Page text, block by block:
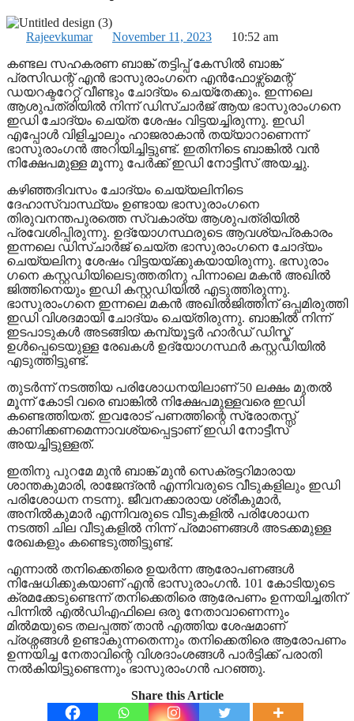
Rajeevkumar November 11, 2023
10:52 am
കണ്ടല സഹകരണ ബാങ്ക് തട്ടിപ്പ് കേസിൽ ബാങ്ക്
പ്രസിഡന്റ് എൻ ഭാസുരാം​ഗനെ എൻഫോഴ്സ്മെന്റ്
ഡയറക്ടറേറ്റ് വീണ്ടും ചോദ്യം ചെയ്തേക്കും. ഇന്നലെ
ആശുപത്രിയിൽ നിന്ന് ഡിസ്ചാർജ് ആയ ഭാസുരാം​ഗനെ
ഇഡി ചോദ്യം ചെയ്ത ശേഷം വിട്ടയച്ചിരുന്നു. ഇഡി
എപ്പോൾ വിളിച്ചാലും ഹാജരാകാൻ തയ്യാറാണെന്ന്
ഭാസുരാം​ഗൻ അറിയിച്ചിട്ടുണ്ട്. ഇതിനിടെ ബാങ്കിൽ വൻ
നിക്ഷേപമുള്ള മൂന്നു പേർക്ക് ഇഡി നോട്ടീസ് അയച്ചു.
കഴിഞ്ഞദിവസം ചോദ്യം ചെയ്യലിനിടെ
ദേഹാസ്വാസ്ഥ്യം ഉണ്ടായ ഭാസുരാം​ഗനെ
തിരുവനന്തപുരത്തെ സ്വകാര്യ ആശുപത്രിയിൽ
പ്രവേശിപ്പിരുന്നു. ഉദ്യോഗസ്ഥരുടെ ആവശ്യപ്രകാരം
ഇന്നലെ ഡിസ്ചാർജ് ചെയ്ത ഭാസുരാം​ഗനെ ചോദ്യം
ചെയ്യലിനു ശേഷം വിട്ടയയ്ക്കുകയായിരുന്നു. ഭസുരാം​
ഗനെ കസ്റ്റഡിയിലെടുത്തതിനു പിന്നാലെ മകൻ അഖിൽ
ജിത്തിനെയും ഇഡി കസ്റ്റഡിയിൽ എടുത്തിരുന്നു.
ഭാസുരാം​ഗനെ ഇന്നലെ മകൻ അഖിൽജിത്തിന് ഒപ്പമിരുത്തി
ഇഡി വിശദമായി ചോദ്യം ചെയ്തിരുന്നു. ബാങ്കിൽ നിന്ന്
ഇടപാടുകൾ അടങ്ങിയ കമ്പ്യൂട്ടർ ഹാർഡ് ഡിസ്ക്
ഉൾപ്പെടെയുള്ള രേഖകൾ ഉദ്യോഗസ്ഥർ കസ്റ്റഡിയിൽ
എടുത്തിട്ടുണ്ട്.
തുടർന്ന് നടത്തിയ പരിശോധനയിലാണ് 50 ലക്ഷം മുതൽ
മൂന്ന് കോടി വരെ ബാങ്കിൽ നിക്ഷേപമുള്ളവരെ ഇഡി
കണ്ടെത്തിയത്. ഇവരോട് പണത്തിന്റെ സ്രോതസ്സ്
കാണിക്കണമെന്നാവശ്യപ്പെട്ടാണ് ഇഡി നോട്ടീസ്
അയച്ചിട്ടുള്ളത്.
ഇതിനു പുറമേ മുൻ ബാങ്ക് മുൻ സെക്രട്ടറിമാരായ
ശാന്തകുമാരി, രാജേന്ദ്രൻ എന്നിവരുടെ വീടുകളിലും ഇഡി
പരിശോധന നടന്നു. ജീവനക്കാരായ ശ്രീകുമാർ,
അനിൽകുമാർ എന്നിവരുടെ വീടുകളിൽ പരിശോധന
നടത്തി ചില വീടുകളിൽ നിന്ന് പ്രമാണങ്ങൾ അടക്കമുള്ള
രേഖകളും കണ്ടെടുത്തിട്ടുണ്ട്.
എന്നാൽ തനിക്കെതിരെ ഉയർന്ന ആരോപണങ്ങൾ
നിഷേധിക്കുകയാണ് എൻ ഭാസുരാം​ഗന്‍. 101 കോടിയുടെ
ക്രമക്കേടുണ്ടെന്ന് തനിക്കെതിരെ ആരേപണം ഉന്നയിച്ചതിന്
പിന്നിൽ എൽഡിഎഫിലെ ഒരു നേതാവാണെന്നും
മിൽമയുടെ തലപ്പത്ത് താൻ എത്തിയ ശേഷമാണ്
പ്രശ്നങ്ങൾ ഉണ്ടാകുന്നതെന്നും തനിക്കെതിരെ ആരോപണം
ഉന്നയിച്ച നേതാവിന്റെ വിശദാംശങ്ങൾ പാർട്ടിക്ക് പരാതി
നൽകിയിട്ടുണ്ടെന്നും ഭാസുരാം​ഗൻ പറഞ്ഞു.
Share this Article